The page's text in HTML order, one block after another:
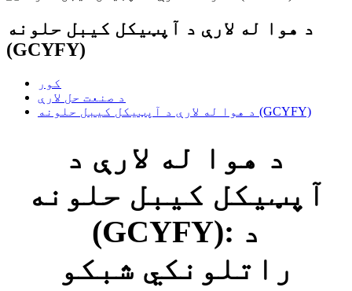
د هوا له لارې د آپټیکل کیبل حلونه
(GCYFY)
کور
د صنعت حل لارې
د هوا له لارې د آپټیکل کیبل حلونه (GCYFY)
د هوا له لارې د
آپټیکل کیبل حلونه
(GCYFY): د
راتلونکي شبکو